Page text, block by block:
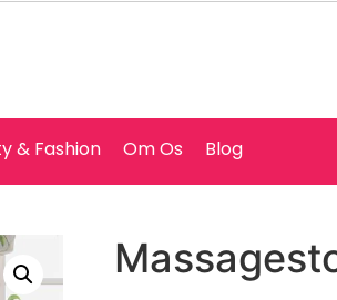
& Fashion Om Os Blog